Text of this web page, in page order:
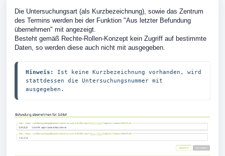
Die Untersuchungsart (als Kurzbezeichnung), sowie das Zentrum
des Termins werden bei der Funktion "Aus letzter Befundung
übernehmen" mit angezeigt.
Besteht gemäß Rechte-Rollen-Konzept kein Zugriff auf bestimmte
Daten, so werden diese auch nicht mit ausgegeben.
Hinweis:
Ist keine Kurzbezeichnung vorhanden, wird
stattdessen die Untersuchungsnummer mit
ausgegeben.